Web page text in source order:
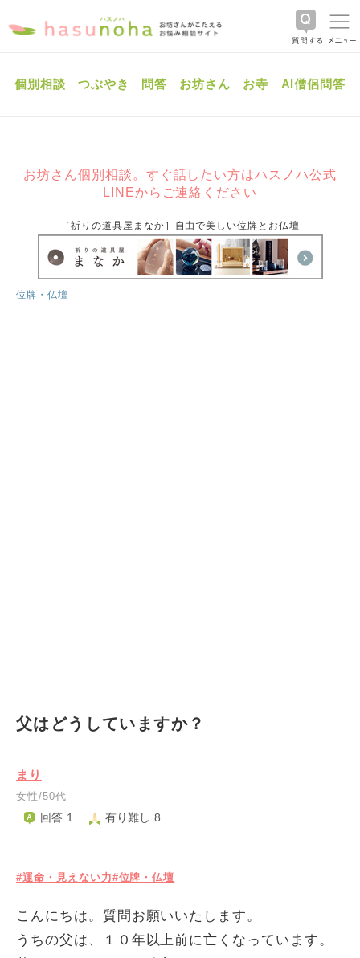
個別相談 つぶやき 問答 お坊さん お寺 AI僧侶問答
お坊さん個別相談。すぐ話したい方はハスノハ公式
LINEからご連絡ください
［祈りの道具屋まなか］自由で美しい位牌とお仏壇
位牌・仏壇
父はどうしていますか？
まり
女性/50代
回答 1 有り難し 8
#運命・見えない力#位牌・仏壇
こんにちは。質問お願いいたします。
うちの父は、１０年以上前に亡くなっています。